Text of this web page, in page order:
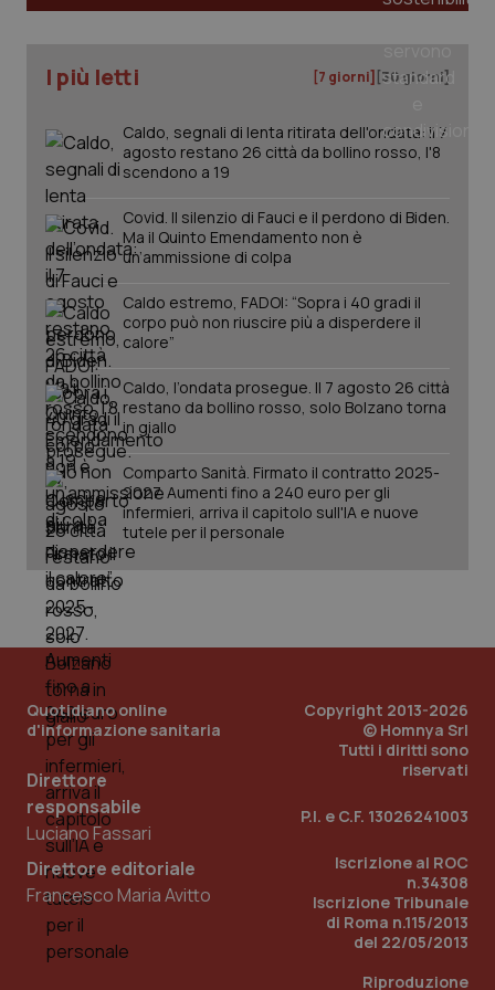
I più letti [7 giorni] [30 giorni]
Caldo, segnali di lenta ritirata dell'ondata: il 7
agosto restano 26 città da bollino rosso, l'8
scendono a 19
Covid. Il silenzio di Fauci e il perdono di Biden.
Ma il Quinto Emendamento non è
un’ammissione di colpa
Caldo estremo, FADOI: “Sopra i 40 gradi il
corpo può non riuscire più a disperdere il
calore”
Caldo, l’ondata prosegue. Il 7 agosto 26 città
restano da bollino rosso, solo Bolzano torna
in giallo
Comparto Sanità. Firmato il contratto 2025-
2027. Aumenti fino a 240 euro per gli
infermieri, arriva il capitolo sull'IA e nuove
tutele per il personale
Quotidiano online
d'informazione sanitaria
Direttore
responsabile
Luciano Fassari
Direttore editoriale
Francesco Maria Avitto
Copyright 2013-2026
© Homnya Srl
Tutti i diritti sono
riservati
P.I. e C.F. 13026241003
Iscrizione al ROC
n.34308
Iscrizione Tribunale
di Roma n.115/2013
del 22/05/2013
Riproduzione
tracking-sites-ironfish-
tracking-enable
www.quotidianosanita.it
tracking-sites-ironfish-
session-id
_ga